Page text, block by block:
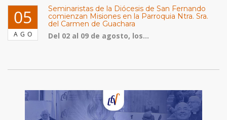
05
AGO
Seminaristas de la Diócesis de San Fernando
comienzan Misiones en la Parroquia Ntra. Sra.
del Carmen de Guachara
Del 02 al 09 de agosto, los...